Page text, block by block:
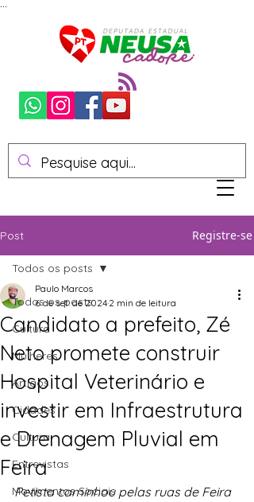
Post Registre-se
Todos os posts
Cultura
Mulheres
Artigos
Cidades
Cultura
Entrevistas
Movimentos Sociais
Todos os posts
Candidato a prefeito, Zé
Neto promete construir
Hospital Veterinário e
investir em Infraestrutura
e Drenagem Pluvial em
Feira
Paulo Marcos
6 de set. de 2024 2 min de leitura
Petista caminhou pelas ruas de Feira